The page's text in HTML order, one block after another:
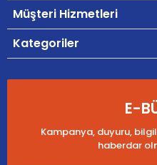
Müşteri Hizmetleri
Kategoriler
E-
Kampanya, duyuru,
haberdar